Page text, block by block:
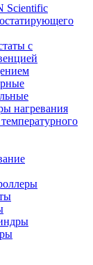
Scientific
с
нагревания